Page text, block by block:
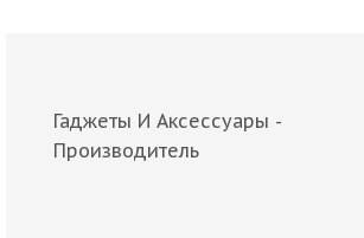
Гаджеты И Аксессуары -
Производитель